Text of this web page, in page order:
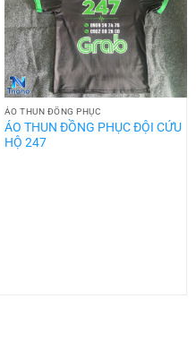
ÁO THUN ĐỒNG PHỤC
ÁO THUN ĐỒNG PHỤC ĐỘI CỨU
HỘ 247